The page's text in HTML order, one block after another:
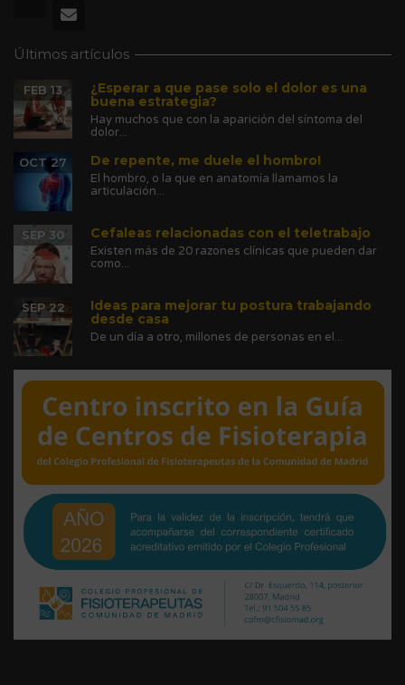
Últimos artículos
¿Esperar a que pase solo el dolor es una
buena estrategia?
FEB 13
Hay muchos que con la aparición del síntoma del
dolor...
De repente, me duele el hombro!
OCT 27
El hombro, o la que en anatomía llamamos la
articulación...
Cefaleas relacionadas con el teletrabajo
SEP 30
Existen más de 20 razones clínicas que pueden dar
como...
Ideas para mejorar tu postura trabajando
desde casa
SEP 22
De un día a otro, millones de personas en el...